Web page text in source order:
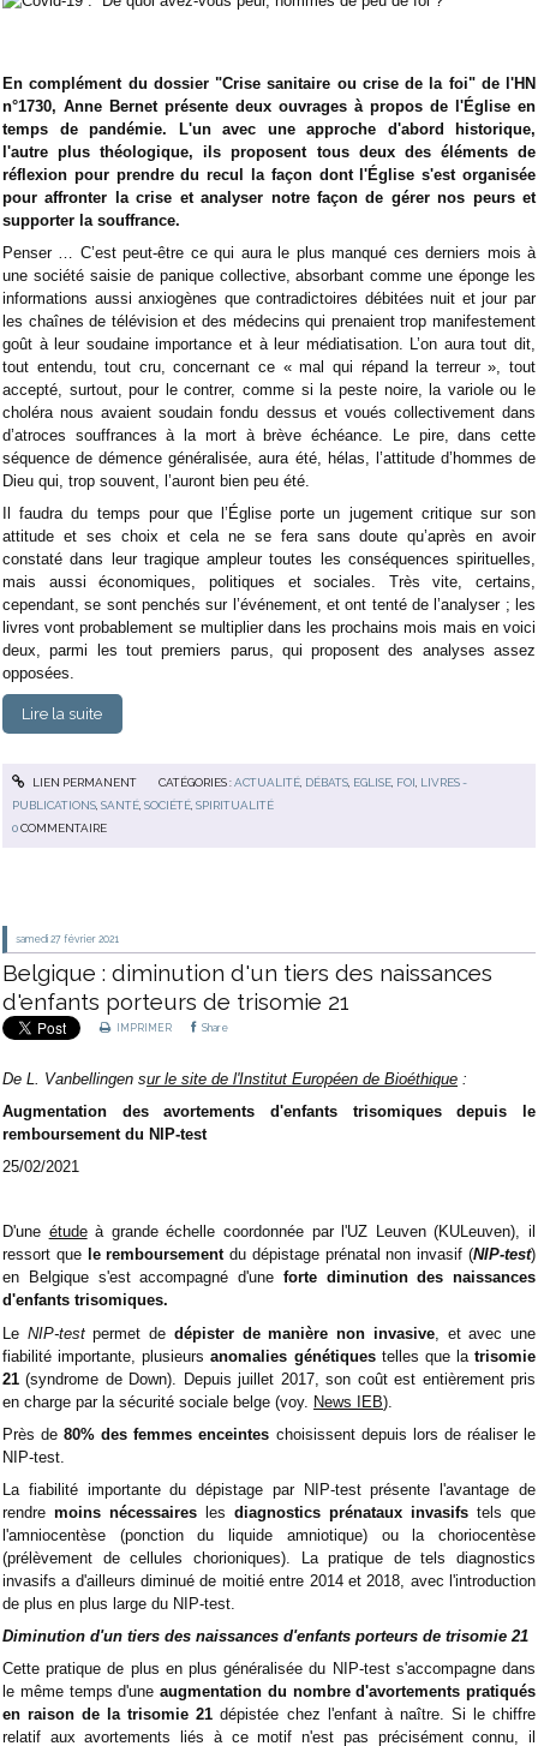
En complément du dossier "Crise sanitaire ou crise de la foi" de l'HN
n°1730, Anne Bernet présente deux ouvrages à propos de l'Église en
temps de pandémie. L'un avec une approche d'abord historique,
l'autre plus théologique, ils proposent tous deux des éléments de
réflexion pour prendre du recul la façon dont l'Église s'est organisée
pour affronter la crise et analyser notre façon de gérer nos peurs et
supporter la souffrance.
Penser … C’est peut-être ce qui aura le plus manqué ces derniers mois à
une société saisie de panique collective, absorbant comme une éponge les
informations aussi anxiogènes que contradictoires débitées nuit et jour par
les chaînes de télévision et des médecins qui prenaient trop manifestement
goût à leur soudaine importance et à leur médiatisation. L’on aura tout dit,
tout entendu, tout cru, concernant ce « mal qui répand la terreur », tout
accepté, surtout, pour le contrer, comme si la peste noire, la variole ou le
choléra nous avaient soudain fondu dessus et voués collectivement dans
d’atroces souffrances à la mort à brève échéance. Le pire, dans cette
séquence de démence généralisée, aura été, hélas, l’attitude d’hommes de
Dieu qui, trop souvent, l’auront bien peu été.
Il faudra du temps pour que l’Église porte un jugement critique sur son
attitude et ses choix et cela ne se fera sans doute qu’après en avoir
constaté dans leur tragique ampleur toutes les conséquences spirituelles,
mais aussi économiques, politiques et sociales. Très vite, certains,
cependant, se sont penchés sur l’événement, et ont tenté de l’analyser ; les
livres vont probablement se multiplier dans les prochains mois mais en voici
deux, parmi les tout premiers parus, qui proposent des analyses assez
opposées.
Lire la suite
LIEN PERMANENT CATÉGORIES :ACTUALITÉ, DÉBATS, EGLISE, FOI, LIVRES -
PUBLICATIONS ,SANTÉ ,SOCIÉTÉ ,SPIRITUALITÉ
0COMMENTAIRE
samedi 27 février 2021
Belgique : diminution d'un tiers des naissances
d'enfants porteurs de trisomie 21
IMPRIMER Share
De L. Vanbellingen sur le site de l'Institut Européen de Bioéthique :
Augmentation des avortements d'enfants trisomiques depuis le
remboursement du NIP-test
25/02/2021
D'une étudeà grande échelle coordonnée par l'UZ Leuven (KULeuven), il
ressort quele remboursementdu dépistage prénatal non invasif (NIP-test)
en Belgique s'est accompagné d'une forte diminution des naissances
d'enfants trisomiques.
Le NIP-testpermet de dépister de manière non invasive, et avec une
fiabilité importante, plusieursanomalies génétiquestelles que la trisomie
21 (syndrome de Down). Depuis juillet 2017, son coût est entièrement pris
en charge par la sécurité sociale belge (voy. News IEB).
Près de80% des femmes enceintes choisissent depuis lors de réaliser le
NIP-test.
La fiabilité importante du dépistage par NIP-test présente l'avantage de
rendre moins nécessaires les diagnostics prénataux invasifs tels que
l'amniocentèse (ponction du liquide amniotique) ou la choriocentèse
(prélèvement de cellules chorioniques). La pratique de tels diagnostics
invasifs a d'ailleurs diminué de moitié entre 2014 et 2018, avec l'introduction
de plus en plus large du NIP-test.
Diminution d'un tiers des naissances d'enfants porteurs de trisomie 21
Cette pratique de plus en plus généralisée du NIP-test s'accompagne dans
le même temps d'une augmentation du nombre d'avortements pratiqués
en raison de la trisomie 21 dépistée chez l'enfant à naître. Si le chiffre
relatif aux avortements liés à ce motif n'est pas précisément connu, il